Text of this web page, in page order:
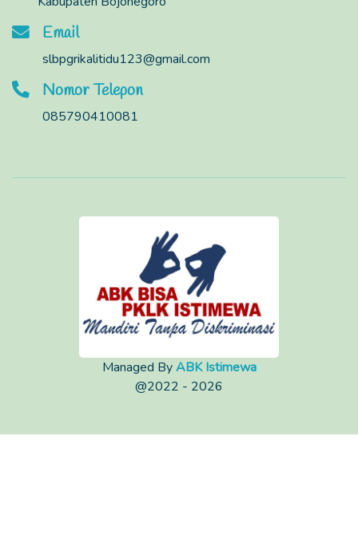
Email
slbpgrikalitidu123@gmail.com
Nomor Telepon
085790410081
Managed ByABK Istimewa
@2022 - 2026